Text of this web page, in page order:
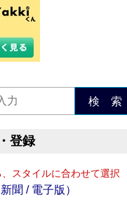
検 索
登録
スタイルに合わせて選択
聞 / 電子版）